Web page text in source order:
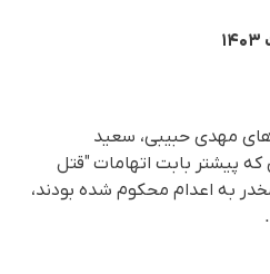
مهدی حبیبی، سعید
پیشتر بابت اتهامات "قتل
به اعدام محکوم شده بودند،